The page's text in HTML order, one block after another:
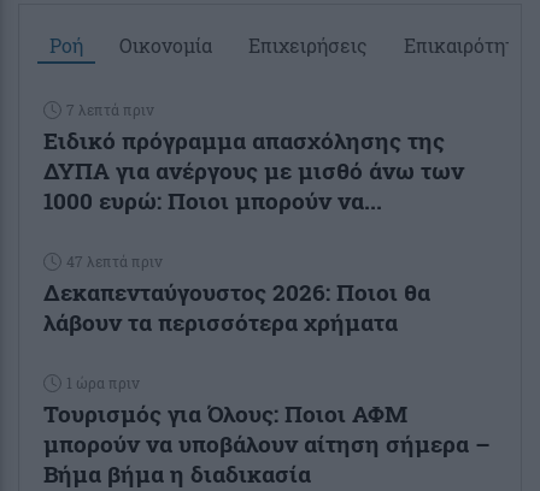
Ροή Οικονομία Επιχειρήσεις Επικαιρότητα
7 λεπτά πριν
Ειδικό πρόγραμμα απασχόλησης της
ΔΥΠΑ για ανέργους με μισθό άνω των
1000 ευρώ: Ποιοι μπορούν να...
47 λεπτά πριν
Δεκαπενταύγουστος 2026: Ποιοι θα
λάβουν τα περισσότερα χρήματα
1 ώρα πριν
Τουρισμός για Όλους: Ποιοι ΑΦΜ
μπορούν να υποβάλουν αίτηση σήμερα –
Βήμα βήμα η διαδικασία